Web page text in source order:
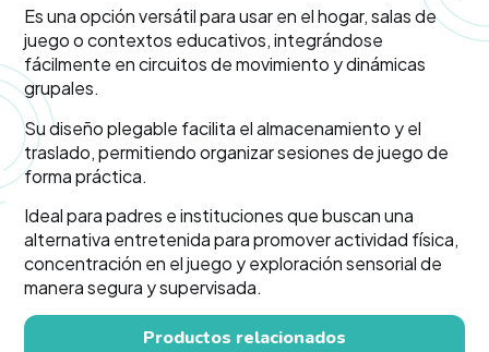
Es una opción versátil para usar en el hogar, salas de
juego o contextos educativos, integrándose
fácilmente en circuitos de movimiento y dinámicas
grupales.
Su diseño plegable facilita el almacenamiento y el
traslado, permitiendo organizar sesiones de juego de
forma práctica.
Ideal para padres e instituciones que buscan una
alternativa entretenida para promover actividad física,
concentración en el juego y exploración sensorial de
manera segura y supervisada.
Productos relacionados